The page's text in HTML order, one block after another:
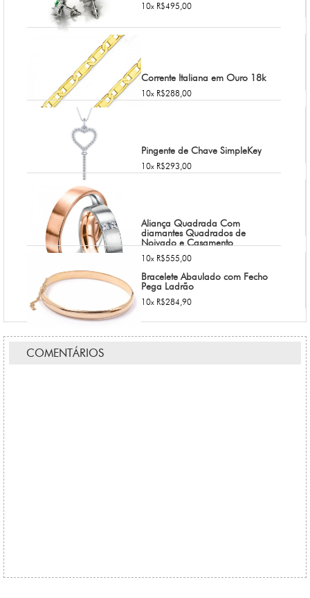
10x R$495,00
Corrente Italiana em Ouro 18k
10x R$288,00
Pingente de Chave SimpleKey
10x R$293,00
Aliança Quadrada Com
diamantes Quadrados de
Noivado e Casamento
10x R$555,00
Bracelete Abaulado com Fecho
Pega Ladrão
10x R$284,90
COMENTÁRIOS